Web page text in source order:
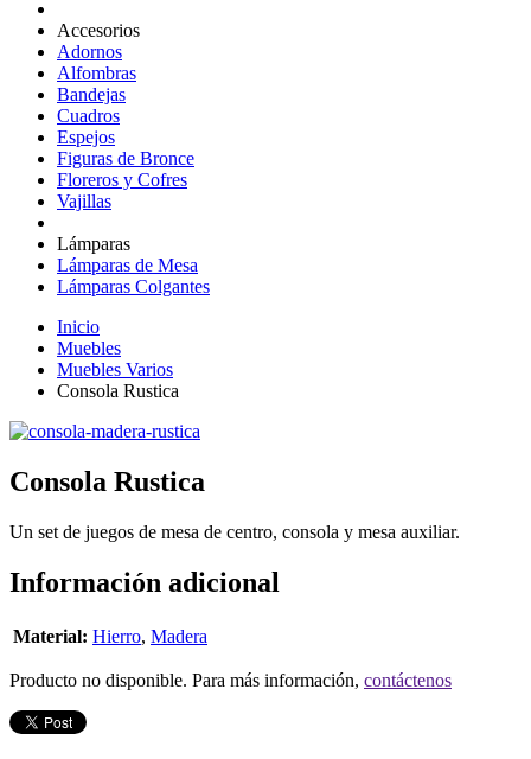
Accesorios
Adornos
Alfombras
Bandejas
Cuadros
Espejos
Figuras de Bronce
Floreros y Cofres
Vajillas
Lámparas
Lámparas de Mesa
Lámparas Colgantes
Inicio
Muebles
Muebles Varios
Consola Rustica
Consola Rustica
Un set de juegos de mesa de centro, consola y mesa auxiliar.
Información adicional
Material: Hierro, Madera
Producto no disponible. Para más información, contáctenos